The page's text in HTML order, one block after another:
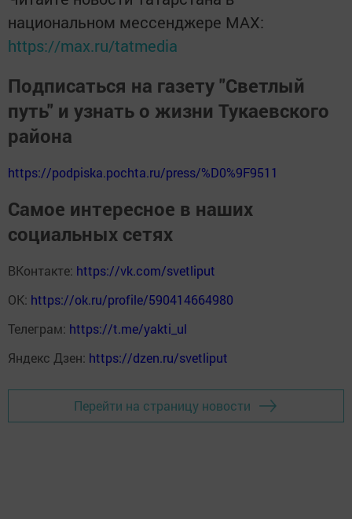
национальном мессенджере MАХ:
https://max.ru/tatmedia
Подписаться на газету "Светлый
путь" и узнать о жизни Тукаевского
района
https://podpiska.pochta.ru/press/%D0%9F9511
Самое интересное в наших
социальных сетях
ВКонтакте: https://vk.com/svetliput
ОК: https://ok.ru/profile/590414664980
Телеграм: https://t.me/yakti_ul
Яндекс Дзен: https://dzen.ru/svetliput
Перейти на страницу новости